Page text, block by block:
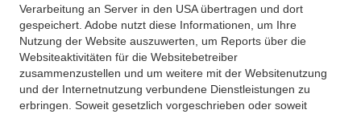
Verarbeitung an Server in den USA übertragen und dort
gespeichert. Adobe nutzt diese Informationen, um Ihre
Nutzung der Website auszuwerten, um Reports über die
Websiteaktivitäten für die Websitebetreiber
zusammenzustellen und um weitere mit der Websitenutzung
und der Internetnutzung verbundene Dienstleistungen zu
erbringen. Soweit gesetzlich vorgeschrieben oder soweit